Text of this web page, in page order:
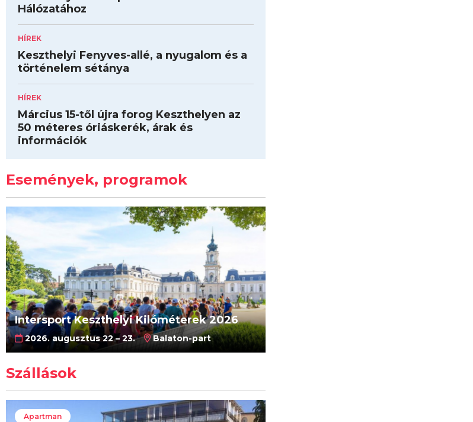
Hálózatához
HÍREK
Keszthelyi Fenyves-allé, a nyugalom és a
történelem sétánya
HÍREK
Március 15-től újra forog Keszthelyen az
50 méteres óriáskerék, árak és
információk
Események, programok
Intersport Keszthelyi Kilóméterek 2026
2026. augusztus 22 – 23. Balaton-part
Szállások
Apartman